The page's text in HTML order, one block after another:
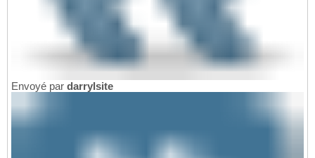
Envoyé par darrylsite